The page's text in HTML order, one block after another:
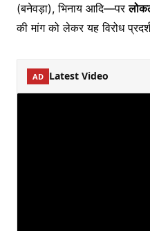
(बनेवड़ा), भिनाय आदि—पर
की मांग को लेकर यह विरोध
AD Latest Video